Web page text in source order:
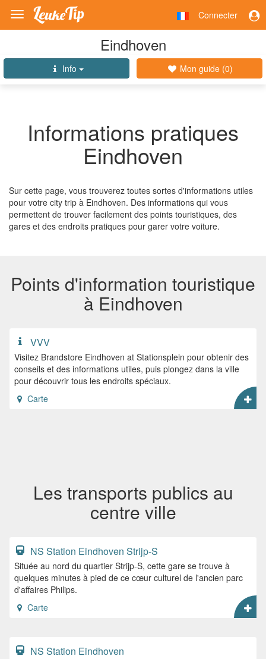
Toggle
navigation
Connecter
Eindhoven
Info Mon guide (0)
Informations pratiques
Eindhoven
Sur cette page, vous trouverez toutes sortes d'informations utiles
pour votre city trip à Eindhoven. Des informations qui vous
permettent de trouver facilement des points touristiques, des
gares et des endroits pratiques pour garer votre voiture.
Points d'information touristique
à Eindhoven
VVV
Visitez Brandstore Eindhoven at Stationsplein pour obtenir des
conseils et des informations utiles, puis plongez dans la ville
pour découvrir tous les endroits spéciaux.
Carte
Les transports publics au
centre ville
NS Station Eindhoven Strijp-S
Située au nord du quartier Strijp-S, cette gare se trouve à
quelques minutes à pied de ce cœur culturel de l'ancien parc
d'affaires Philips.
Carte
NS Station Eindhoven